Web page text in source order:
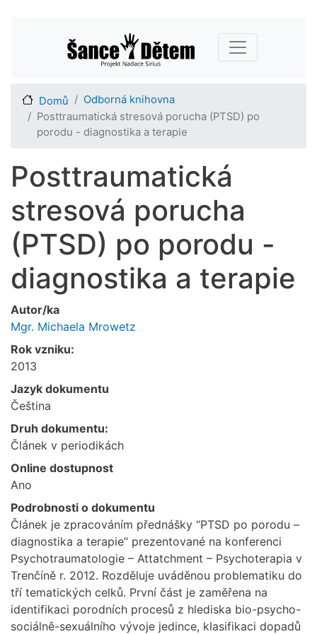
hlavnímu
obsahu
Main navigation
Domů
Odborná knihovna
Posttraumatická stresová porucha (PTSD) po
porodu - diagnostika a terapie
Posttraumatická
stresová porucha
(PTSD) po porodu -
diagnostika a terapie
Autor/ka
Mgr. Michaela Mrowetz
Rok vzniku:
2013
Jazyk dokumentu
Čeština
Druh dokumentu:
Článek v periodikách
Online dostupnost
Ano
Podrobnosti o dokumentu
Článek je zpracováním přednášky “PTSD po porodu –
diagnostika a terapie” prezentované na konferenci
Psychotraumatologie – Attatchment – Psychoterapia v
Trenčíně r. 2012. Rozděluje uváděnou problematiku do
tří tematických celků. První část je zaměřena na
identifikaci porodních procesů z hlediska bio-psycho-
sociálně-sexuálního vývoje jedince, klasifikaci dopadů